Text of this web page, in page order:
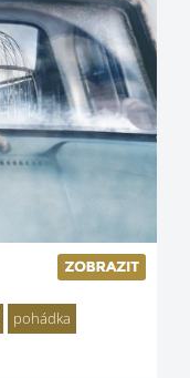
pohádka